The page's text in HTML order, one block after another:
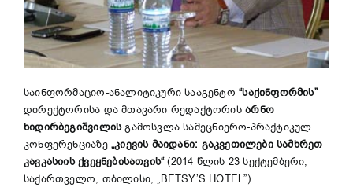
საინფორმაციო-ანალიტიკური სააგენტო“საქინფორმის”
დირექტორისა და მთავარი რედაქტორისარნო
ხიდირბეგიშვილისგამოსვლა სამეცნიერო-პრაქტიკულ
კონფერენციაზე „კიევის მაიდანი: გაკვეთილები სამხრეთ
კავკასიის ქვეყნებისათვის“(2014 წლის 23 სექტემბერი,
საქართველო, თბილისი, „BETSY’S HOTEL”)